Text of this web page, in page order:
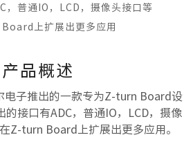
，普通IO，LCD，摄像头接口等
上扩展出更多应用
产品概述
电子推出的一款专为Z-turn Board设
的接口有ADC，普通IO，LCD，摄像
Z-turn Board上扩展出更多应用。